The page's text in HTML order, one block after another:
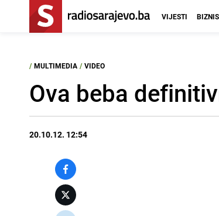
VIJESTI BIZNIS
/ MULTIMEDIA / VIDEO
Ova beba
20.10.12. 12:54